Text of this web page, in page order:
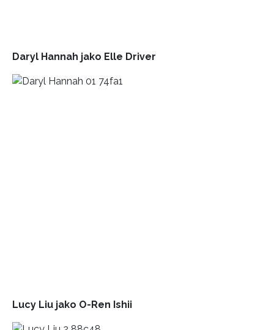
Daryl Hannah jako Elle Driver
Lucy Liu jako O-Ren Ishii